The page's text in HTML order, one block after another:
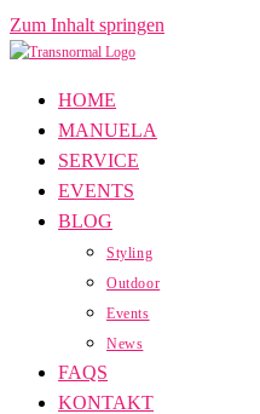
Zum Inhalt springen
HOME
MANUELA
SERVICE
EVENTS
BLOG
Styling
Outdoor
Events
News
FAQS
KONTAKT